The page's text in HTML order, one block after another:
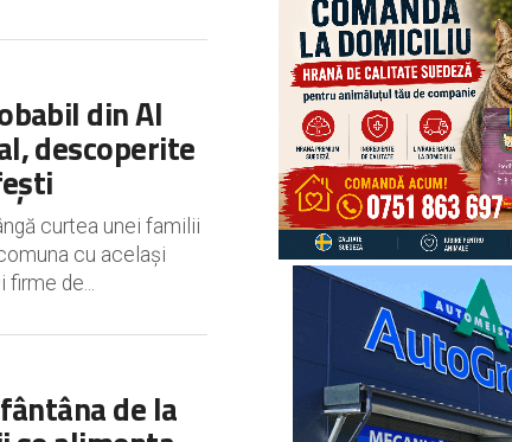
din Al
descoperite
curtea unei familii
cu același
firme de...
de la